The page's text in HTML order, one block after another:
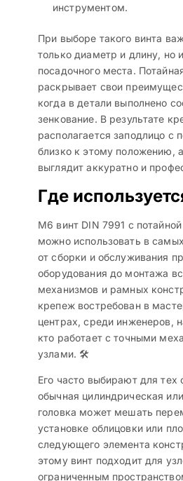
инструментом.
При выборе такого винта
только диаметр и длину, но
посадочного места.
раскрывает свои
когда в детали выполнено
зенкование. В результате
располагается заподлицо с
близко к этому положению,
выглядит аккуратно и
Где
М6 винт DIN 7991 с
можно использовать в
от сборки и обслуживания
оборудования до монтажа
механизмов и рамных
крепеж востребован в
центрах, среди инженеров,
кто работает с точными
узлами. 🛠️
Его часто выбирают для тех
обычная цилиндрическая
головка может мешать
установке облицовки или
следующего элемента
этому винт подходит для
ограниченным